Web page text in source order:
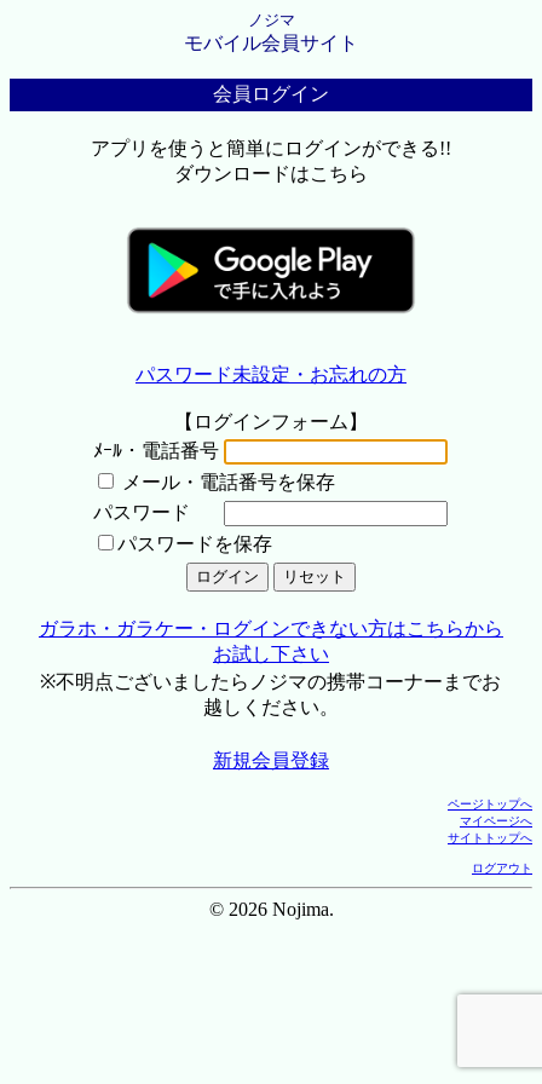
ノジマ
モバイル会員サイト
会員ログイン
アプリを使うと簡単にログインができる!!
ダウンロードはこちら
パスワード未設定・お忘れの方
【ログインフォーム】
ﾒｰﾙ・電話番号
メール・電話番号を保存
パスワード
パスワードを保存
ガラホ・ガラケー・ログインできない方はこちらから
お試し下さい
※不明点ございましたらノジマの携帯コーナーまでお
越しください。
新規会員登録
ページトップへ
マイページへ
サイトトップへ
ログアウト
© 2026 Nojima.